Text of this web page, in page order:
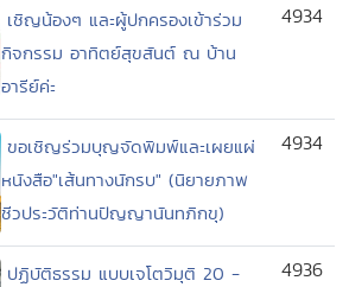
เชิญน้องๆ และผู้ปกครองเข้าร่วม
กิจกรรม อาทิตย์สุขสันต์ ณ บ้าน
อารีย์ค่ะ
4934
ขอเชิญร่วมบุญจัดพิมพ์และเผยแผ่
หนังสือ"เส้นทางนักรบ" (นิยายภาพ
ชีวประวัติท่านปัญญานันทภิกขุ)
4934
ปฏิบัติธรรม แบบเจโตวิมุติ 20 -
4936